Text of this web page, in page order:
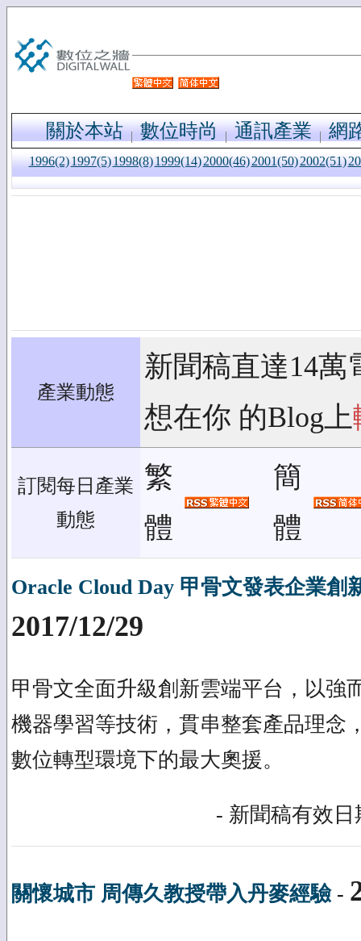
關於本站 數位時尚 通訊產業 網
1996(2)1997(5)1998(8)1999(14)2000(46)2001(50)2002(51)
產業動態
新聞稿直達14萬
想在你 的Blog上
訂閱每日產業
動態
繁
體
簡
體
Oracle Cloud Day 甲骨文發表企業創
2017/12/29
甲骨文全面升級創新雲端平台，以強
機器學習等技術，貫串整套產品理念
數位轉型環境下的最大奧援。
- 新聞稿有效日
關懷城市 周傳久教授帶入丹麥經驗-